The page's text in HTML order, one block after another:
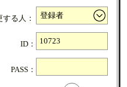
する人：
ID：
PASS：